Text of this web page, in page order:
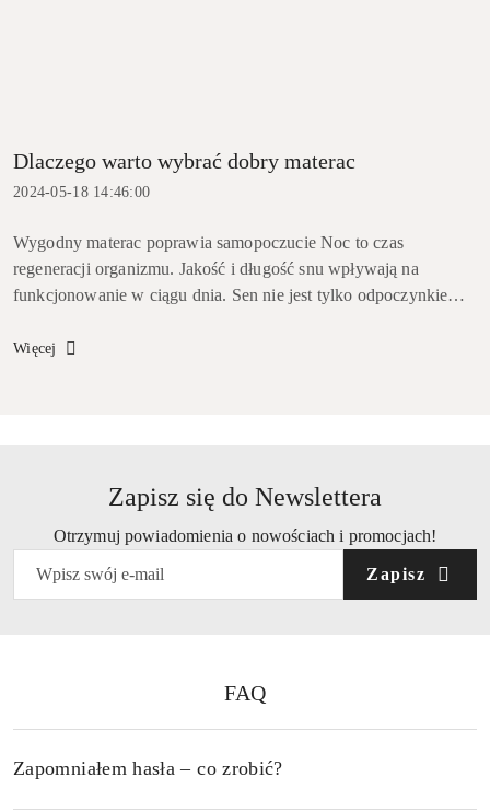
Dlaczego warto wybrać dobry materac
2024-05-18 14:46:00
Wygodny materac poprawia samopoczucie Noc to czas
regeneracji organizmu. Jakość i długość snu wpływają na
funkcjonowanie w ciągu dnia. Sen nie jest tylko odpoczynkiem –
snu organizm odbu...
Więcej
Zapisz się do Newslettera
Otrzymuj powiadomienia o nowościach i promocjach!
Zapisz
FAQ
Zapomniałem hasła – co zrobić?